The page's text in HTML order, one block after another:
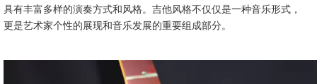
具有丰富多样的演奏方式和风格。吉他风格不仅仅是一种音乐形式，
更是艺术家个性的展现和音乐发展的重要组成部分。